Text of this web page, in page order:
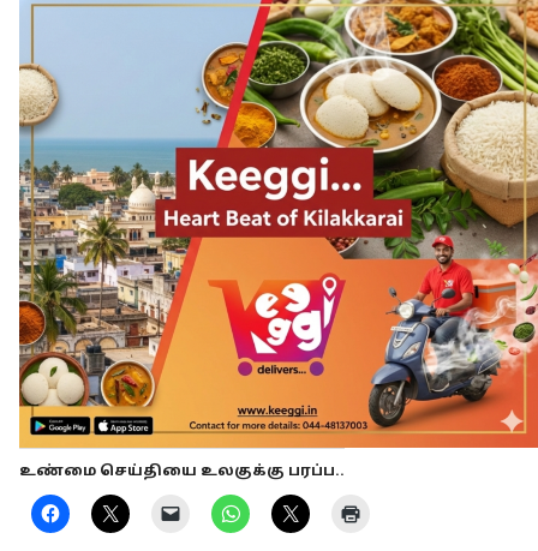
உண்மை செய்தியை உலகுக்கு பரப்ப..